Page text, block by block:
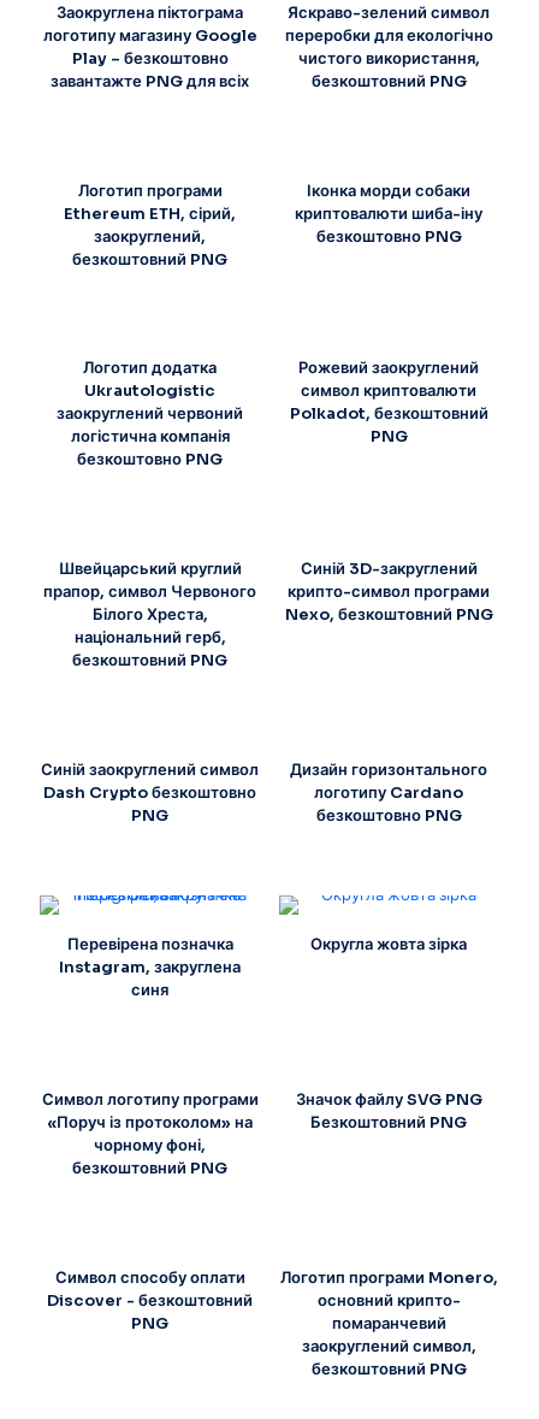
Заокруглена піктограма
логотипу магазину Google
Play – безкоштовно
завантажте PNG для всіх
Яскраво-зелений символ
переробки для екологічно
чистого використання,
безкоштовний PNG
Логотип програми
Ethereum ETH, сірий,
заокруглений,
безкоштовний PNG
Іконка морди собаки
криптовалюти шиба-іну
безкоштовно PNG
Логотип додатка
Ukrautologistic
заокруглений червоний
логістична компанія
безкоштовно PNG
Рожевий заокруглений
символ криптовалюти
Polkadot, безкоштовний
PNG
Швейцарський круглий
прапор, символ Червоного
Білого Хреста,
національний герб,
безкоштовний PNG
Синій 3D-закруглений
крипто-символ програми
Nexo, безкоштовний PNG
Синій заокруглений символ
Dash Crypto безкоштовно
PNG
Дизайн горизонтального
логотипу Cardano
безкоштовно PNG
Перевірена позначка
Instagram, закруглена
синя
Округла жовта зірка
Символ логотипу програми
«Поруч із протоколом» на
чорному фоні,
безкоштовний PNG
Значок файлу SVG PNG
Безкоштовний PNG
Символ способу оплати
Discover - безкоштовний
PNG
Логотип програми Monero,
основний крипто-
помаранчевий
заокруглений символ,
безкоштовний PNG